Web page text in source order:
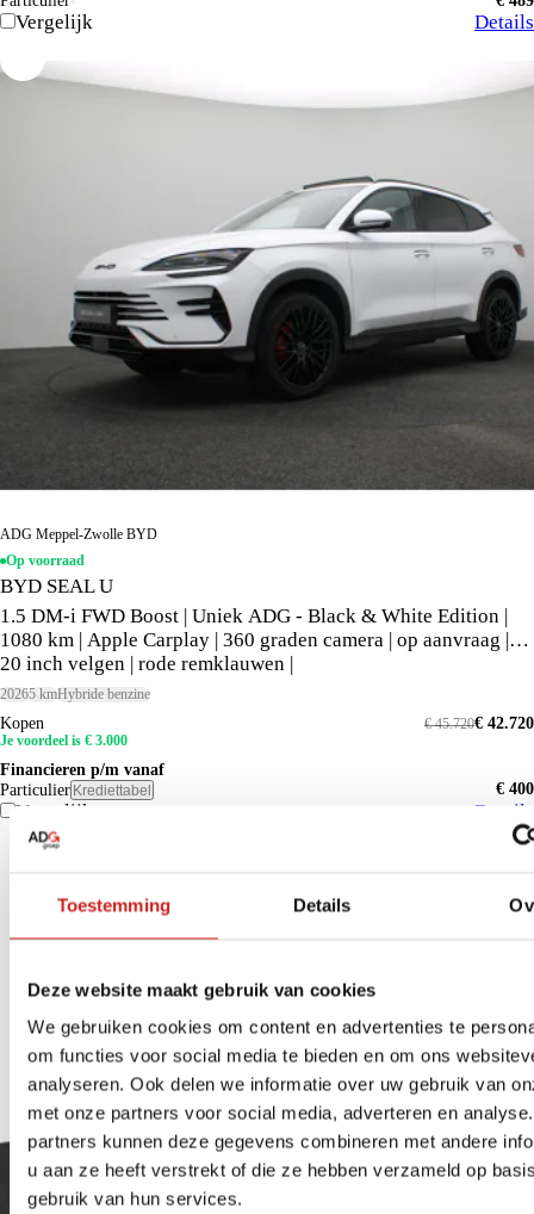
Toestemming Details
Deze website maakt gebruik van cookies
We gebruiken cookies om content en advertenties te
om functies voor social media te bieden en om ons
analyseren. Ook delen we informatie over uw gebruik van
met onze partners voor social media, adverteren en
partners kunnen deze gegevens combineren met andere
u aan ze heeft verstrekt of die ze hebben verzameld op
gebruik van hun services.
Vergelijk Details
ADG Meppel-Zwolle BYD
Op voorraad
BYD SEAL U
1.5 DM-i FWD Boost | Uniek ADG - Black & White Edition |
1080 km | Apple Carplay | 360 graden camera | op aanvraag |
20 inch velgen | rode remklauwen |
20265 kmHybride benzine
Kopen € 42.720
€ 45.720
Je voordeel is € 3.000
Financieren p/m vanaf
Particulier Krediettabel € 400
Vergelijk Details